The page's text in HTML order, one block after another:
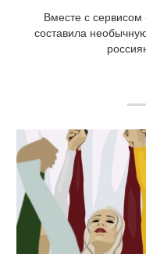
Вместе с
составила